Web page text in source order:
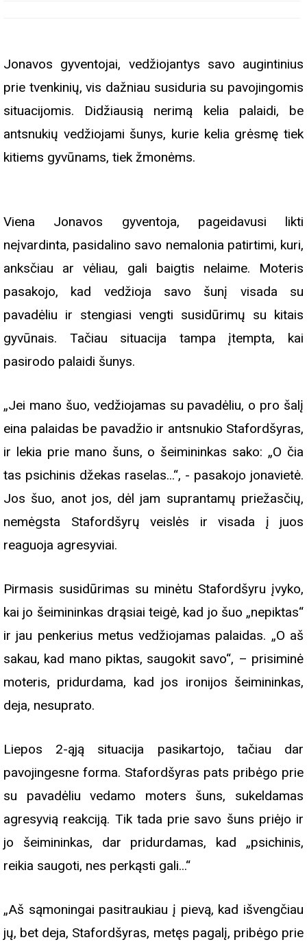
Jonavos gyventojai, vedžiojantys savo augintinius
prie tvenkinių, vis dažniau susiduria su pavojingomis
situacijomis. Didžiausią nerimą kelia palaidi, be
antsnukių vedžiojami šunys, kurie kelia grėsmę tiek
kitiems gyvūnams, tiek žmonėms.
Viena Jonavos gyventoja, pageidavusi likti
neįvardinta, pasidalino savo nemalonia patirtimi, kuri,
anksčiau ar vėliau, gali baigtis nelaime. Moteris
pasakojo, kad vedžioja savo šunį visada su
pavadėliu ir stengiasi vengti susidūrimų su kitais
gyvūnais. Tačiau situacija tampa įtempta, kai
pasirodo palaidi šunys.
„Jei mano šuo, vedžiojamas su pavadėliu, o pro šalį
eina palaidas be pavadžio ir antsnukio Stafordšyras,
ir lekia prie mano šuns, o šeimininkas sako: „O čia
tas psichinis džekas raselas...“, - pasakojo jonavietė.
Jos šuo, anot jos, dėl jam suprantamų priežasčių,
nemėgsta Stafordšyrų veislės ir visada į juos
reaguoja agresyviai.
Pirmasis susidūrimas su minėtu Stafordšyru įvyko,
kai jo šeimininkas drąsiai teigė, kad jo šuo „nepiktas“
ir jau penkerius metus vedžiojamas palaidas. „O aš
sakau, kad mano piktas, saugokit savo“, – prisiminė
moteris, pridurdama, kad jos ironijos šeimininkas,
deja, nesuprato.
Liepos 2-ąją situacija pasikartojo, tačiau dar
pavojingesne forma. Stafordšyras pats pribėgo prie
su pavadėliu vedamo moters šuns, sukeldamas
agresyvią reakciją. Tik tada prie savo šuns priėjo ir
jo šeimininkas, dar pridurdamas, kad „psichinis,
reikia saugoti, nes perkąsti gali...“
„Aš sąmoningai pasitraukiau į pievą, kad išvengčiau
jų, bet deja, Stafordšyras, metęs pagalį, pribėgo prie